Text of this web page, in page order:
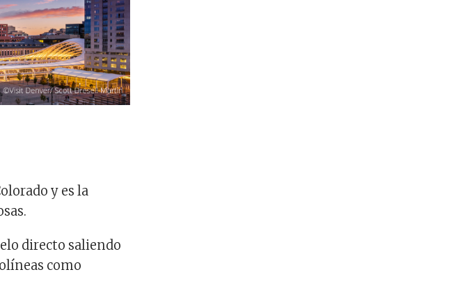
y es la
directo saliendo
como